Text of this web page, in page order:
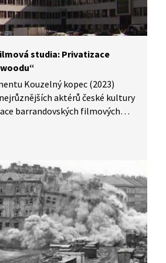
studia: Privatizace
Kouzelný kopec (2023)
aktérů české kultury
barrandovských filmových
převratu státu. Po roce 1989
zprivatizovány a do té doby
i vydělávající „fabrika"
krizí, než ji zachránila